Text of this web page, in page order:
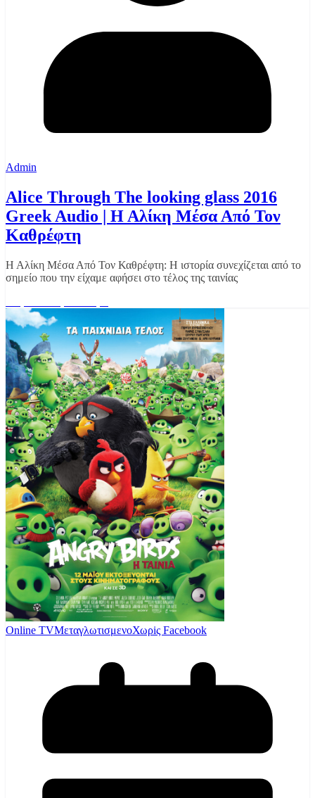
Admin
Alice Through The looking glass 2016
Greek Audio | Η Αλίκη Μέσα Από Τον
Καθρέφτη
Η Αλίκη Μέσα Από Τον Καθρέφτη: Η ιστορία συνεχίζεται από το
σημείο που την είχαμε αφήσει στο τέλος της ταινίας
Online TVΜεταγλωτισμενοΧωρiς Facebook